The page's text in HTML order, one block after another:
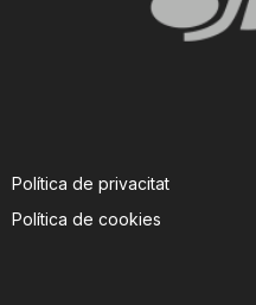
Política de privacitat
Política de cookies